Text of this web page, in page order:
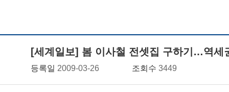
[세계일보] 봄 이사철 전셋집 구하기…역세
등록일 2009-03-26 조회수 3449